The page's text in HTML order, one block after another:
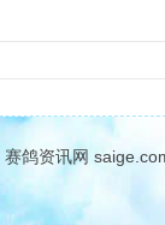
赛鸽资讯网